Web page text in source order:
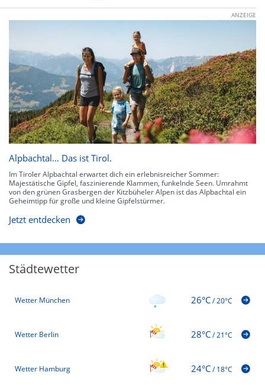
ANZEIGE
Alpbachtal… Das ist Tirol.
Im Tiroler Alpbachtal erwartet dich ein erlebnisreicher Sommer:
Majestätische Gipfel, faszinierende Klammen, funkelnde Seen. Umrahmt
von den grünen Grasbergen der Kitzbüheler Alpen ist das Alpbachtal ein
Geheimtipp für große und kleine Gipfelstürmer.
Jetzt entdecken
Städtewetter
Wetter München 26°C/20°C
Wetter Berlin 28°C/21°C
Wetter Hamburg 24°C/18°C